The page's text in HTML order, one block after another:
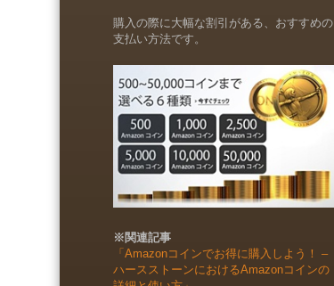
購入の際に大幅な割引がある、おすすめの
支払い方法です。
※関連記事
「Amazonコインでお得に購入しよう！ –
ハースストーンにおけるAmazonコインの